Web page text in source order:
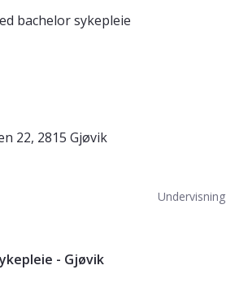
bachelor sykepleie
22, 2815 Gjøvik
Undervisning
- Gjøvik